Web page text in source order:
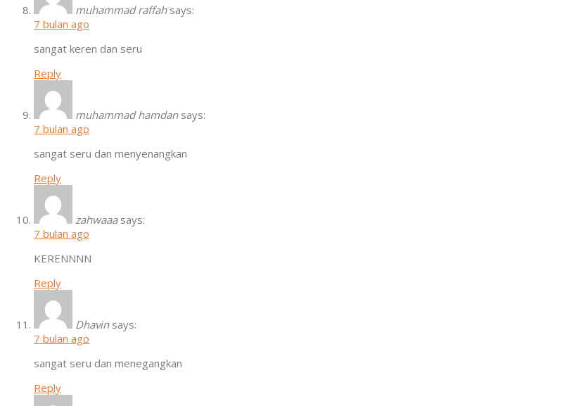
muhammad raffah says:
7 bulan ago
sangat keren dan seru
Reply
muhammad hamdan says:
7 bulan ago
sangat seru dan menyenangkan
Reply
zahwaaa says:
7 bulan ago
KERENNNN
Reply
Dhavin says:
7 bulan ago
sangat seru dan menegangkan
Reply